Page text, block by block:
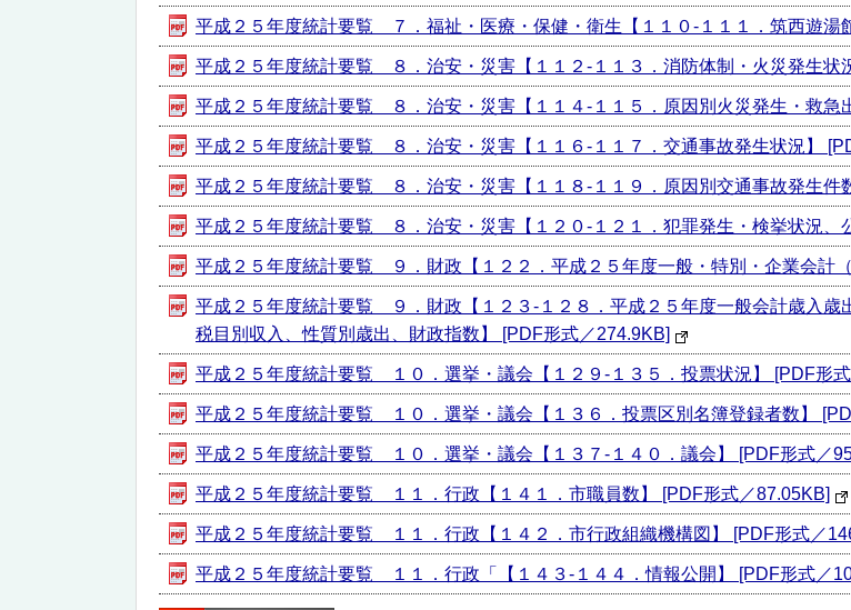
平成２５年度統計要覧 ７．福祉・医療・保健・衛生【１１０-１１１．筑西遊湯
平成２５年度統計要覧 ８．治安・災害【１１２-１１３．消防体制・火災発生状
平成２５年度統計要覧 ８．治安・災害【１１４-１１５．原因別火災発生・救急
平成２５年度統計要覧 ８．治安・災害【１１６-１１７．交通事故発生状況】
平成２５年度統計要覧 ８．治安・災害【１１８-１１９．原因別交通事故発生件
平成２５年度統計要覧 ８．治安・災害【１２０-１２１．犯罪発生・検挙状況、
平成２５年度統計要覧 ９．財政【１２２．平成２５年度一般・特別・企業会計
平成２５年度統計要覧 ９．財政【１２３-１２８．平成２５年度一般会計歳入歳
税目別収入、性質別歳出、財政指数】 [PDF形式／274.9KB]
平成２５年度統計要覧 １０．選挙・議会【１２９-１３５．投票状況】 [PDF形
平成２５年度統計要覧 １０．選挙・議会【１３６．投票区別名簿登録者数】
平成２５年度統計要覧 １０．選挙・議会【１３７-１４０．議会】 [PDF形式／
平成２５年度統計要覧 １１．行政【１４１．市職員数】 [PDF形式／87.05KB]
平成２５年度統計要覧 １１．行政【１４２．市行政組織機構図】 [PDF形式／
平成２５年度統計要覧 １１．行政「【１４３-１４４．情報公開】 [PDF形式／